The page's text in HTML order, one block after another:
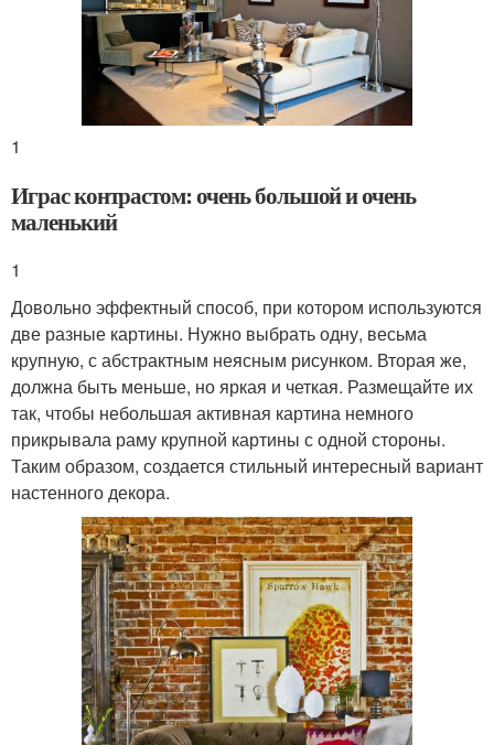
1
Играс контрастом: очень большой и очень
маленький
1
Довольно эффектный способ, при котором используются
две разные картины. Нужно выбрать одну, весьма
крупную, с абстрактным неясным рисунком. Вторая же,
должна быть меньше, но яркая и четкая. Размещайте их
так, чтобы небольшая активная картина немного
прикрывала раму крупной картины с одной стороны.
Таким образом, создается стильный интересный вариант
настенного декора.